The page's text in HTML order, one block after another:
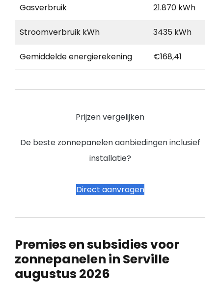
Gasverbruik 21.870 kWh
Stroomverbruik kWh 3435 kWh
Gemiddelde energierekening €168,41
Prijzen vergelijken
De beste zonnepanelen aanbiedingen inclusief
installatie?
Direct aanvragen
Premies en subsidies voor
zonnepanelen in Serville
augustus 2026